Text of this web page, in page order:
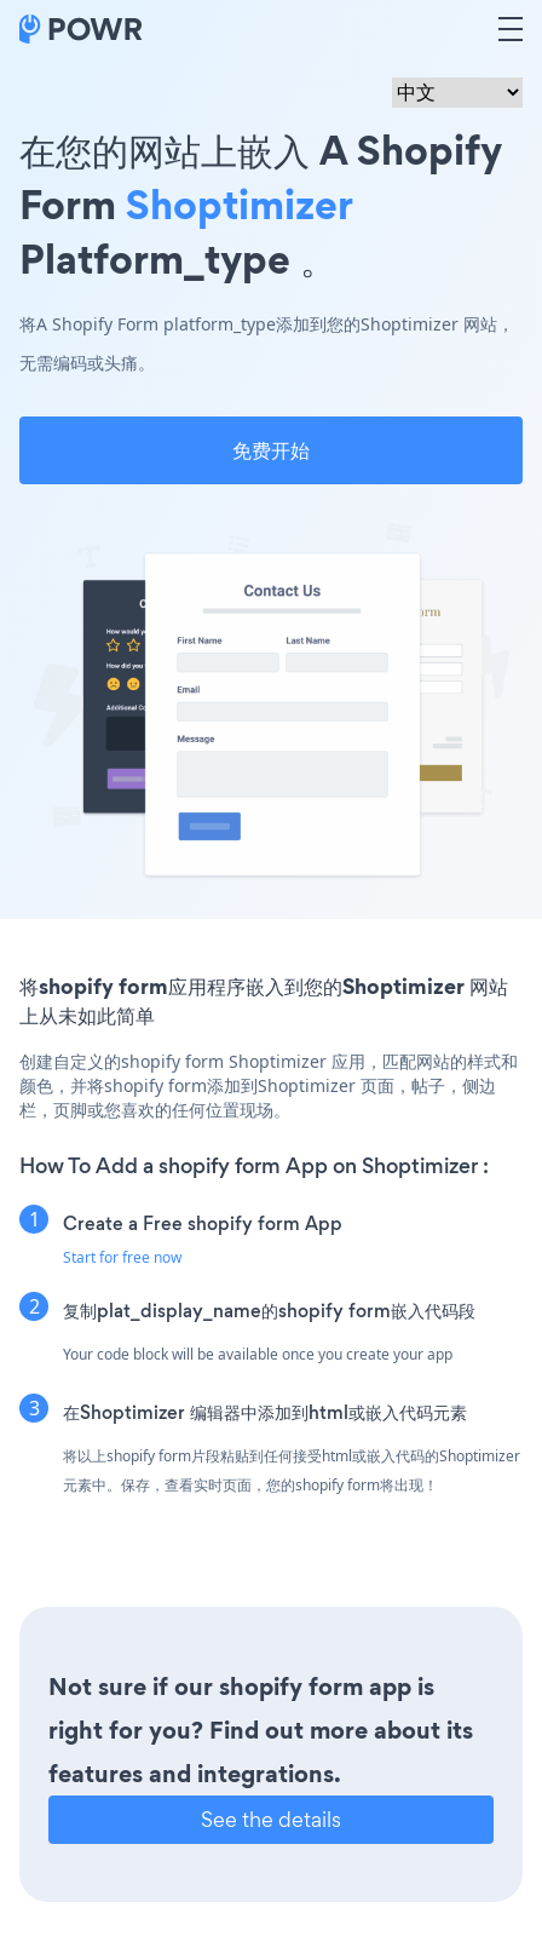
在您的网站上嵌入 A Shopify
Form Shoptimizer
Platform_type 。
将A Shopify Form platform_type添加到您的Shoptimizer 网站，
无需编码或头痛。
免费开始
将shopify form应用程序嵌入到您的Shoptimizer 网站
上从未如此简单
创建自定义的shopify form Shoptimizer 应用，匹配网站的样式和
颜色，并将shopify form添加到Shoptimizer 页面，帖子，侧边
栏，页脚或您喜欢的任何位置现场。
How To Add a shopify form App on Shoptimizer :
Create a Free shopify form App
Start for free now
复制plat_display_name的shopify form嵌入代码段
Your code block will be available once you create your app
在Shoptimizer 编辑器中添加到html或嵌入代码元素
将以上shopify form片段粘贴到任何接受html或嵌入代码的Shoptimizer
元素中。保存，查看实时页面，您的shopify form将出现！
Not sure if our shopify form app is
right for you? Find out more about its
features and integrations.
See the details